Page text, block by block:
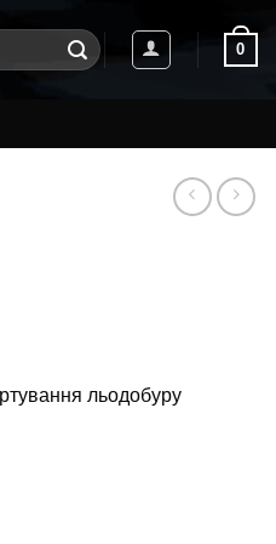
0
льодобуру